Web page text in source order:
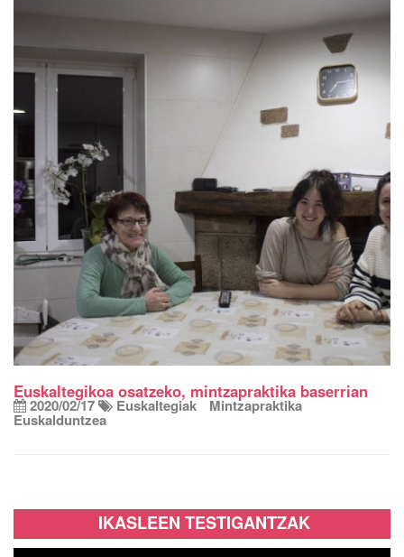
Euskaltegikoa osatzeko, mintzapraktika baserrian
2020/02/17 Euskaltegiak Mintzapraktika
Euskalduntzea
IKASLEEN TESTIGANTZAK